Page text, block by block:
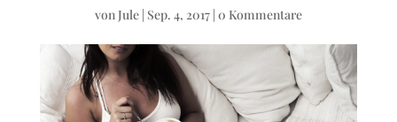
vonJule| Sep. 4, 2017| 0 Kommentare